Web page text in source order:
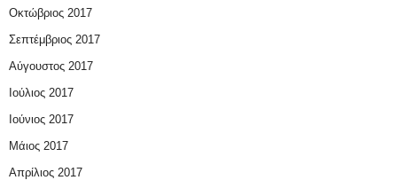
Οκτώβριος 2017
Σεπτέμβριος 2017
Αύγουστος 2017
Ιούλιος 2017
Ιούνιος 2017
Μάιος 2017
Απρίλιος 2017